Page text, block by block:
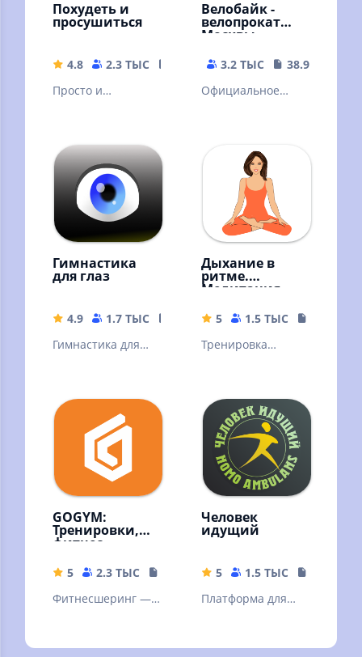
Похудеть и
просушиться
4.8 2.3 ТЫС
24.69 MB
Просто и
без подсчётов, без
голода, без диет.
Велобайк -
велопрокат
Москвы
3.2 ТЫС
38.92 MB
Официальное
велопроката
Гимнастика
для глаз
4.9 1.7 ТЫС
13.69 MB
Гимнастика для
глаз и улучшения
зрения.
Дыхание в
ритме.
Медитация
5 1.5 ТЫС
Тренировка
здоровья. Дыхание
как медитация
GOGYM:
Тренировки,
фитнес
5 2.3 ТЫС
230.25 MB
Фитнесшеринг —
абонемента с
Человек
идущий
5 1.5 ТЫС
Платформа для
одиночных